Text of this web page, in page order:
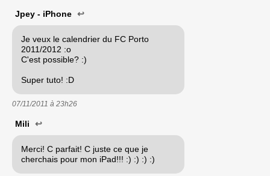
Jpey - iPhone ↩
Je veux le calendrier du FC Porto
2011/2012 :o
C'est possible? :)
Super tuto! :D
07/11/2011 à 23h26
Mili ↩
Merci! C parfait! C juste ce que je
cherchais pour mon iPad!!! :) :) :) :)